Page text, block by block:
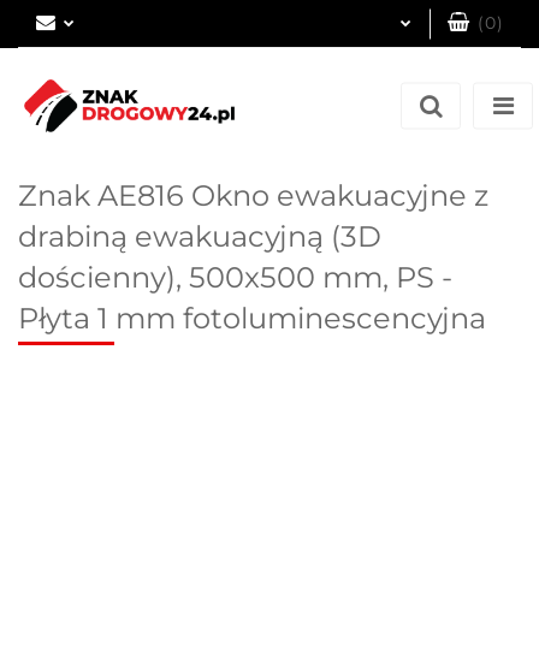
(0)
Znak AE816 Okno ewakuacyjne z
drabiną ewakuacyjną (3D
dościenny), 500x500 mm, PS -
Płyta 1 mm fotoluminescencyjna